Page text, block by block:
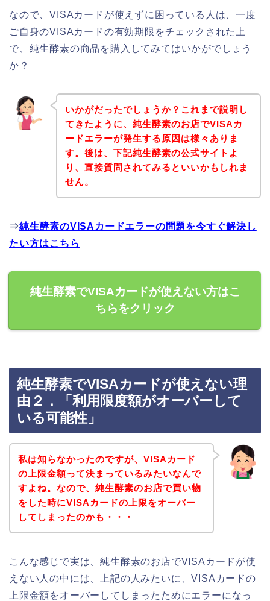
なので、VISAカードが使えずに困っている人は、一度
ご自身のVISAカードの有効期限をチェックされた上
で、純生酵素の商品を購入してみてはいかがでしょう
か？
いかがだったでしょうか？これまで説明し
てきたように、純生酵素のお店でVISAカ
ードエラーが発生する原因は様々ありま
す。後は、下記純生酵素の公式サイトよ
り、直接質問されてみるといいかもしれま
せん。
⇒純生酵素のVISAカードエラーの問題を今すぐ解決し
たい方はこちら
純生酵素でVISAカードが使えない方はこ
ちらをクリック
純生酵素でVISAカードが使えない理
由２．「利用限度額がオーバーして
いる可能性」
私は知らなかったのですが、VISAカード
の上限金額って決まっているみたいなんで
すよね。なので、純生酵素のお店で買い物
をした時にVISAカードの上限をオーバー
してしまったのかも・・・
こんな感じで実は、純生酵素のお店でVISAカードが使
えない人の中には、上記の人みたいに、VISAカードの
上限金額をオーバーしてしまったためにエラーになっ